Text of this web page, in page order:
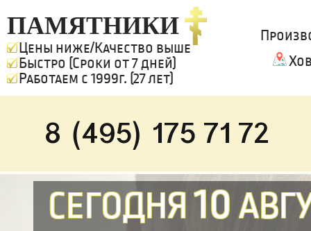
ПАМЯТНИКИ
Цены ниже/Качество выше
Быстро (Сроки от 7 дней)
Работаем с 1999г. (27 лет)
8 (495) 175 71 72
СЕГОДНЯ10